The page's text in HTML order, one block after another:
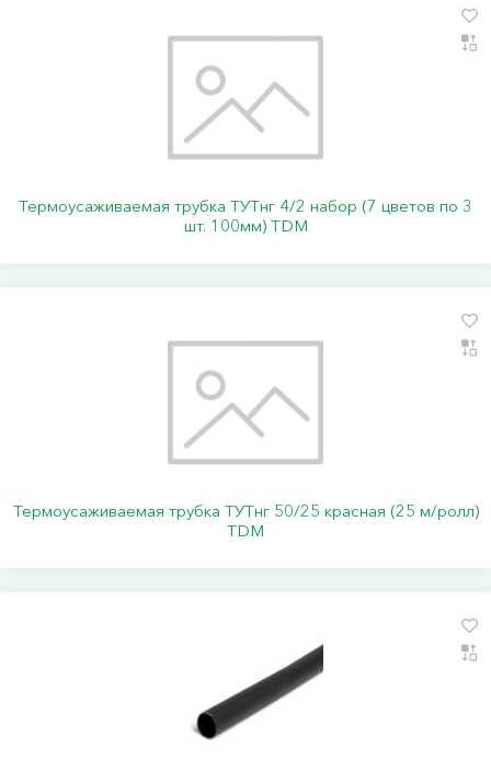
Термоусаживаемая трубка ТУТнг 4/2 набор (7 цветов по 3
шт. 100мм) TDM
Термоусаживаемая трубка ТУТнг 50/25 красная (25 м/ролл)
TDM